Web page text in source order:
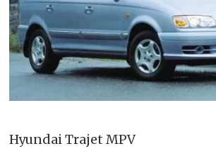
Hyundai Trajet MPV